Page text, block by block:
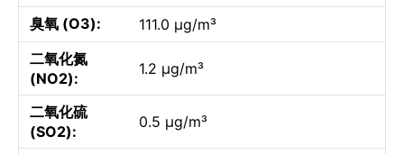
臭氧 (O3):
111.0 µg/m³
二氧化氮
(NO2):
1.2 µg/m³
二氧化硫
(SO2):
0.5 µg/m³